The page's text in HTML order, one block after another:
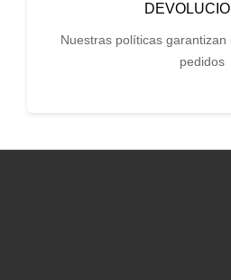
Nuestras políticas
pedidos